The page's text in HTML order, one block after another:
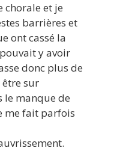
chorale et je
barrières et
ont cassé la
y avoir
donc plus de
sur
le manque de
me fait parfois